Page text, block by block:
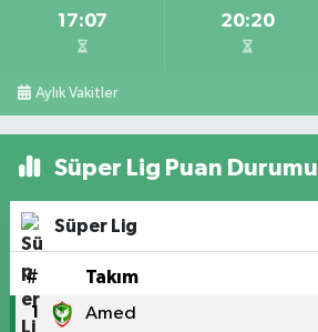
17:07 20:20
Aylık Vakitler
Süper Lig Puan Durumu
Süper Lig
# Takım
1 Amed